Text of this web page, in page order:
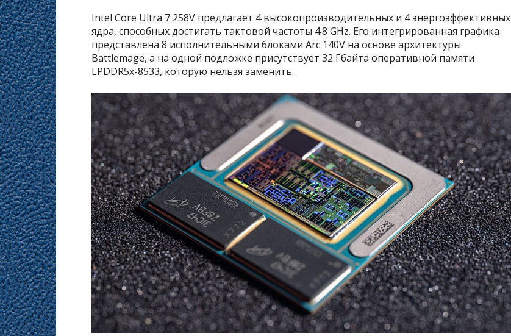
Intel Core Ultra 7 258V предлагает 4 высокопроизводительных и 4 энергоэффективных
ядра, способных достигать тактовой частоты 4.8 GHz. Его интегрированная графика
представлена 8 исполнительными блоками Arc 140V на основе архитектуры
Battlemage, а на одной подложке присутствует 32 Гбайта оперативной памяти
LPDDR5x-8533, которую нельзя заменить.